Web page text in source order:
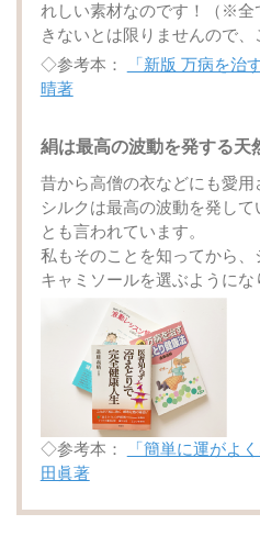
れしい素材なのです！（※全
きないとは限りませんので、
◇参考本：
「新版 万病を治
晴著
絹は最高の波動を発する天
昔から高僧の衣などにも愛用
シルクは最高の波動を発して
とも言われています。
私もそのことを知ってから、
キャミソールを選ぶように
◇参考本：
「簡単に運がよ
田眞著